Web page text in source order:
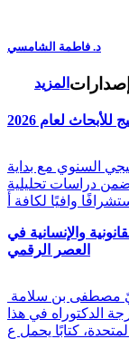
د. فاطمة الشامسي
المزيد إصدارات
لعام 2026
السنوي مع بداية
وتضمن دراسات تحليلية
وافيًا لكافة أ
والإنسانية في
العصر الرقمي
الدكتوراه في هذا
كتابًا يحمل ع